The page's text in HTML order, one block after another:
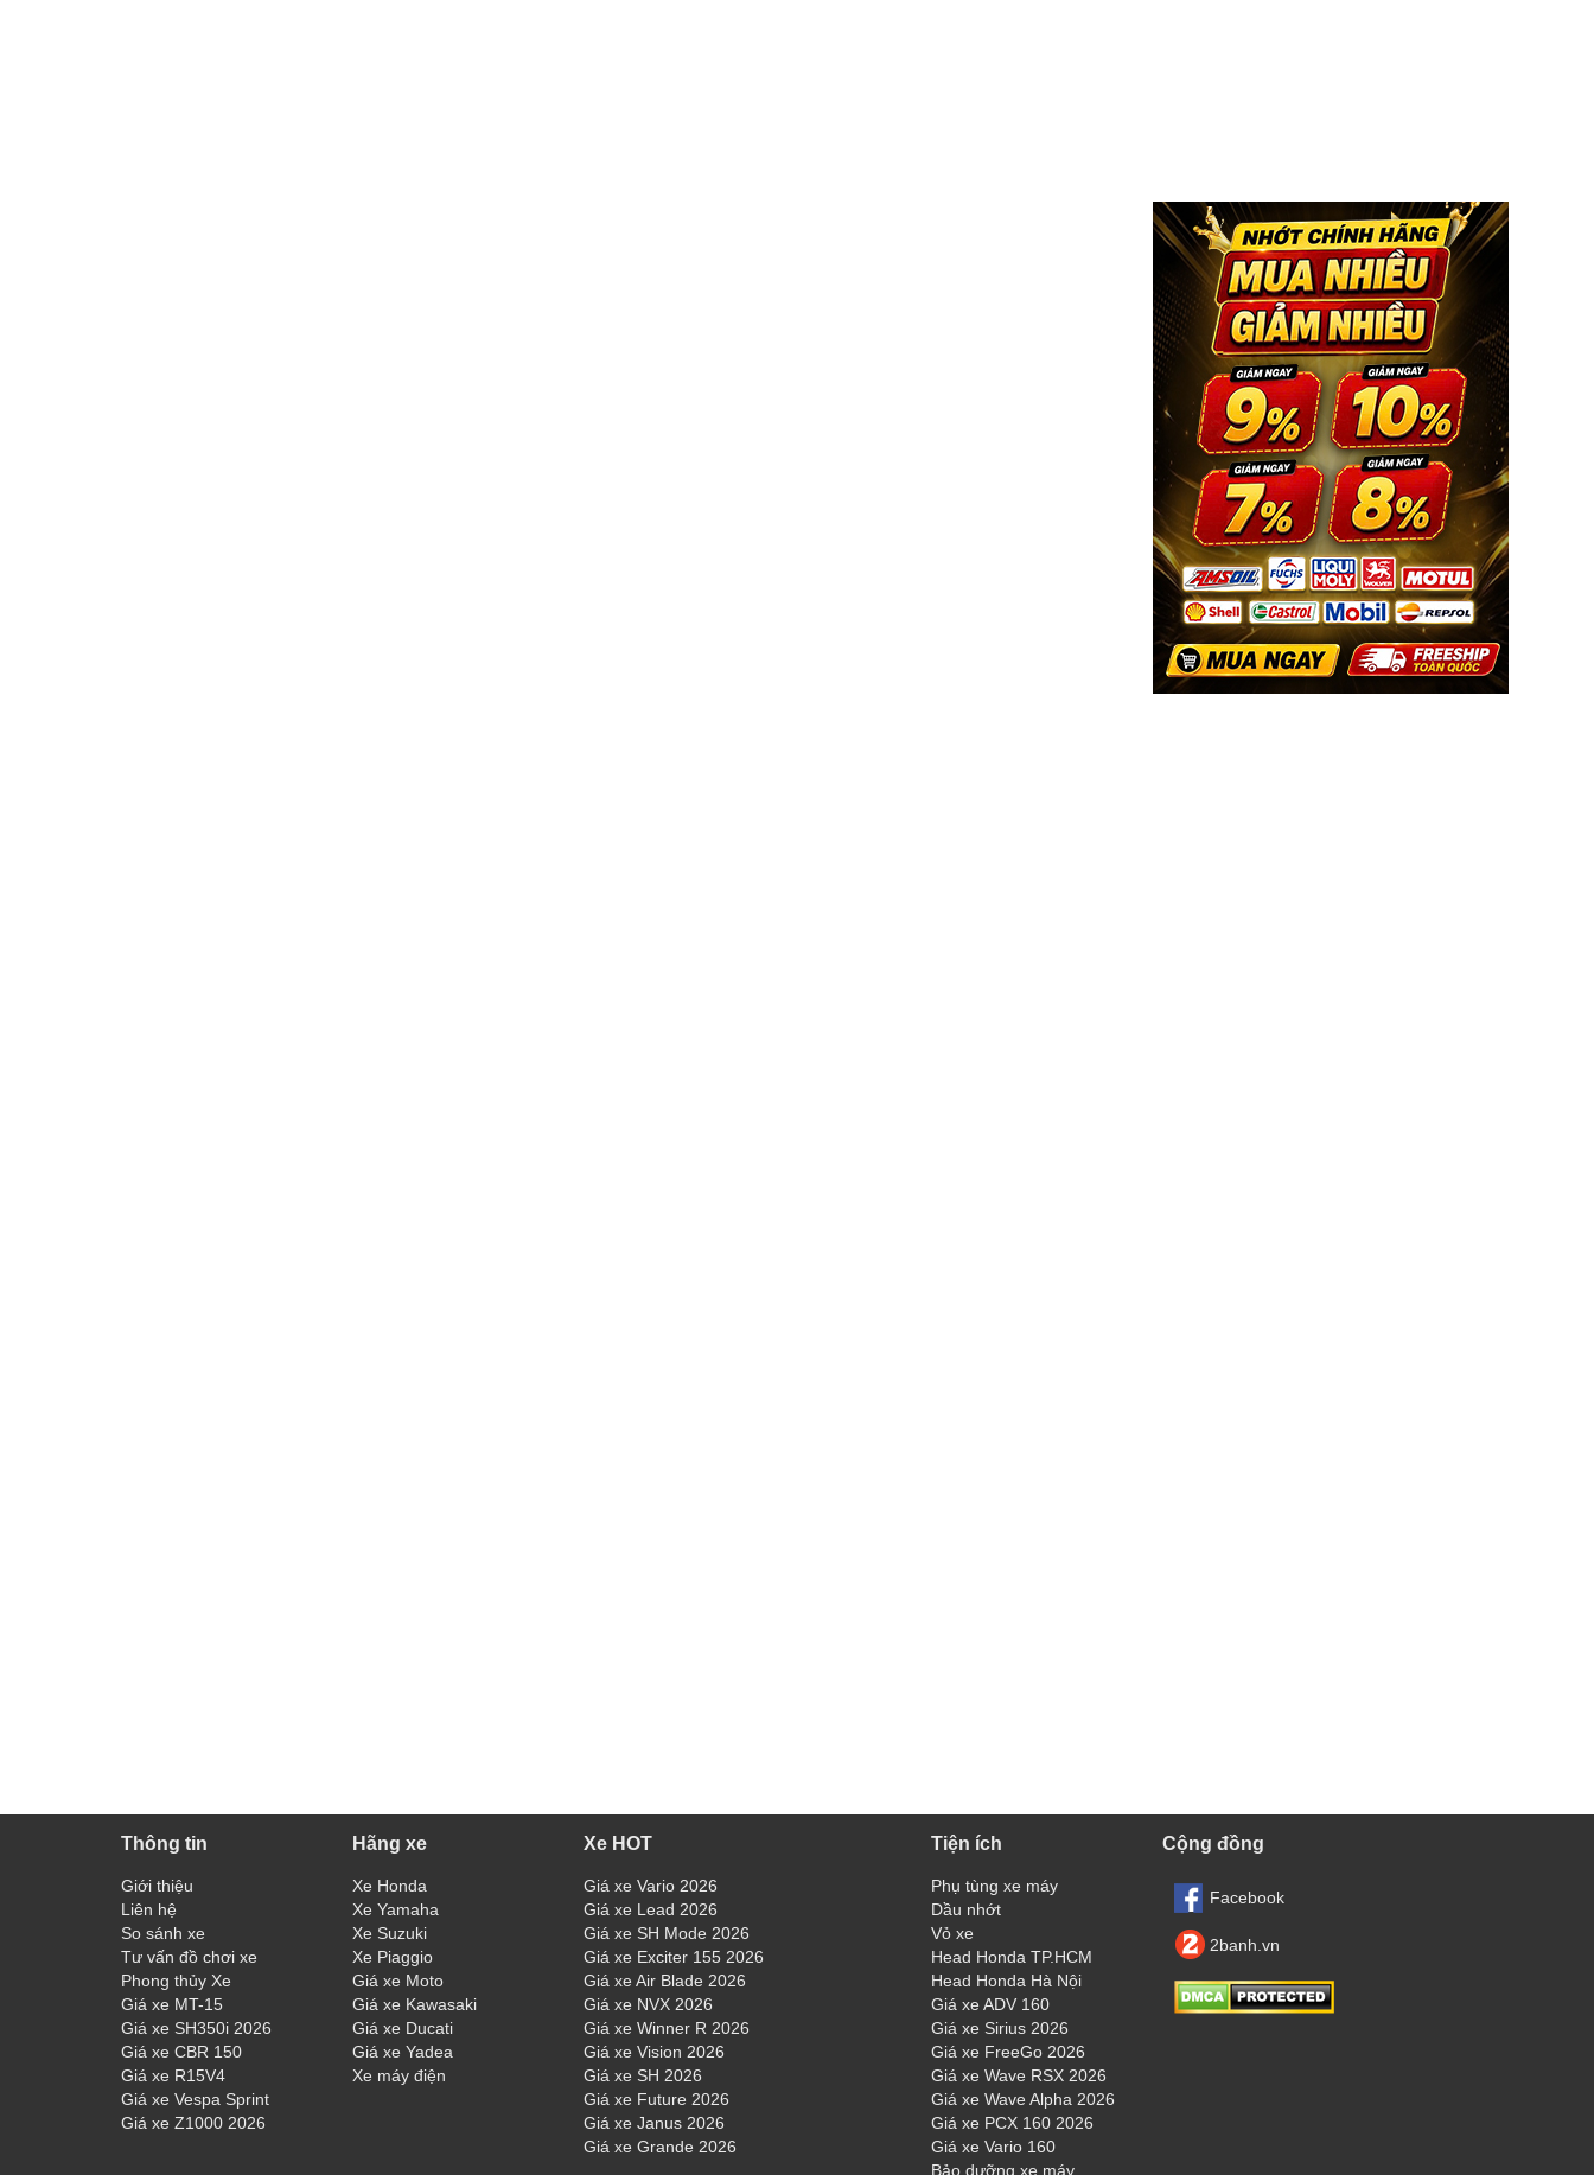
Thông tin
Giới thiệu
Liên hệ
So sánh xe
Tư vấn đồ chơi xe
Phong thủy Xe
Giá xe MT-15
Giá xe SH350i 2026
Giá xe CBR 150
Giá xe R15V4
Giá xe Vespa Sprint
Giá xe Z1000 2026
Hãng xe
Xe Honda
Xe Yamaha
Xe Suzuki
Xe Piaggio
Giá xe Moto
Giá xe Kawasaki
Giá xe Ducati
Giá xe Yadea
Xe máy điện
Xe HOT
Giá xe Vario 2026
Giá xe Lead 2026
Giá xe SH Mode 2026
Giá xe Exciter 155 2026
Giá xe Air Blade 2026
Giá xe NVX 2026
Giá xe Winner R 2026
Giá xe Vision 2026
Giá xe SH 2026
Giá xe Future 2026
Giá xe Janus 2026
Giá xe Grande 2026
Tiện ích
Phụ tùng xe máy
Dầu nhớt
Vỏ xe
Head Honda TP.HCM
Head Honda Hà Nội
Giá xe ADV 160
Giá xe Sirius 2026
Giá xe FreeGo 2026
Giá xe Wave RSX 2026
Giá xe Wave Alpha 2026
Giá xe PCX 160 2026
Giá xe Vario 160
Bảo dưỡng xe máy
Cộng đồng
Facebook
2banh.vn